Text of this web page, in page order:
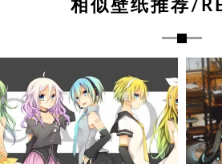
相似壁纸推荐/